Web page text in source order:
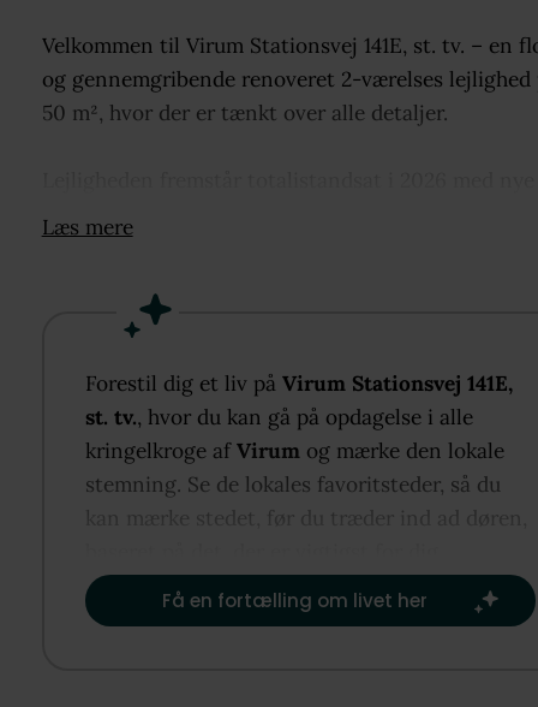
Velkommen til Virum Stationsvej 141E, st. tv. – en
og gennemgribende renoveret 2-værelses lejlighed
50 m², hvor der er tænkt over alle detaljer.
gulve, nyt badeværelse, opdateret el samt et
stue, hvor der er god plads til både spisebord og
til fælles have, hvilket skaber en skøn sammenhæng
mellem inde- og udeliv.
Derudover rummer boligen et rummeligt
med plads til både seng og garderobe samt et
Beliggenheden er særdeles attraktiv med kort
Læs mere
Forestil dig et liv påVirum Stationsvej 141E,
st. tv., hvor du kan gå på opdagelse i alle
kringelkroge afVirum og mærke den lokale
stemning. Se de lokales favoritsteder, så du
kan mærke stedet, før du træder ind ad døren,
Få en fortælling om livet her